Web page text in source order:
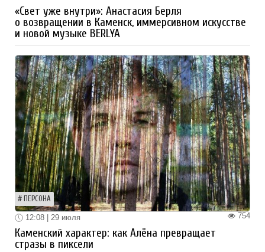
«Свет уже внутри»: Анастасия Берля
о возвращении в Каменск, иммерсивном искусстве
и новой музыке BERLYA
ПЕРСОНА
754
12:08 | 29 июля
Каменский характер: как Алёна превращает
стразы в пиксели